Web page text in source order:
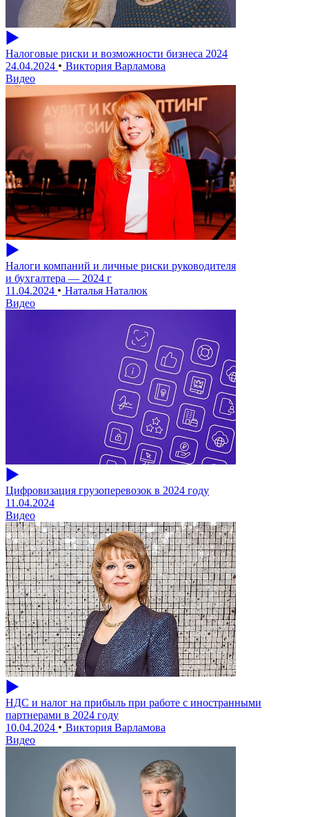
Налоговые риски и возможности бизнеса 2024
24.04.2024
Виктория Варламова
Видео
Налоги компаний и личные риски руководителя
и бухгалтера — 2024 г
11.04.2024
Наталья Наталюк
Видео
Цифровизация грузоперевозок в 2024 году
11.04.2024
Видео
НДС и налог на прибыль при работе с иностранными
партнерами в 2024 году
10.04.2024
Виктория Варламова
Видео